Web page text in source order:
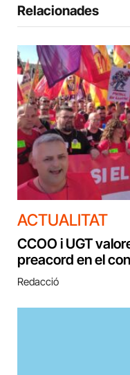
Relacionades
ACTUALITAT
CCOO i UGT
preacord en el
Redacció